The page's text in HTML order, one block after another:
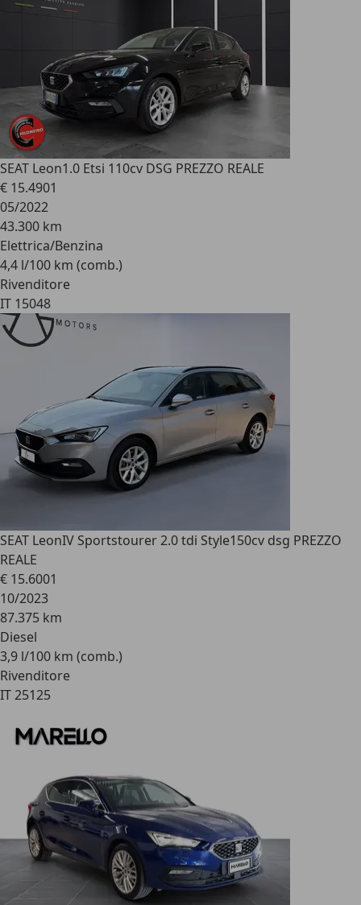
SEAT Leon1.0 Etsi 110cv DSG PREZZO REALE
€ 15.4901
05/2022
43.300 km
Elettrica/Benzina
4,4 l/100 km (comb.)
Rivenditore
IT 15048
SEAT LeonIV Sportstourer 2.0 tdi Style150cv dsg PREZZO
REALE
€ 15.6001
10/2023
87.375 km
Diesel
3,9 l/100 km (comb.)
Rivenditore
IT 25125